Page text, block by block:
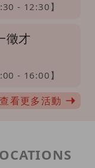
- 12:30】
徵才
- 16:00】
查看更多活動